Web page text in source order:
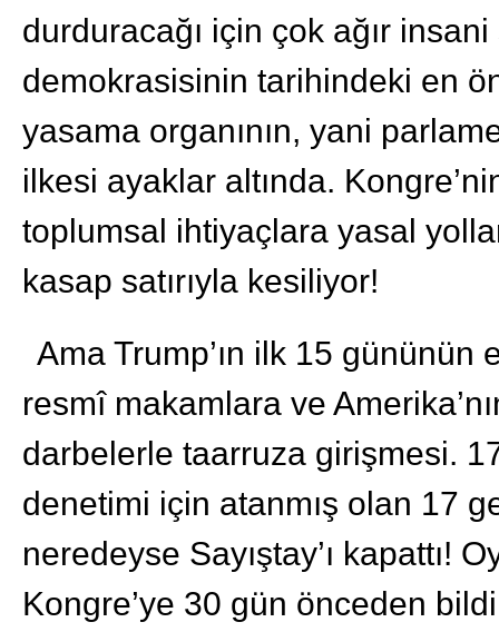
durduracağı için çok ağır
demokrasisinin tarihindeki en
yasama organının, yani
ilkesi ayaklar altında.
toplumsal ihtiyaçlara yasal
kasap satırıyla kesiliyor!
Ama Trump’ın ilk 15
resmî makamlara ve
darbelerle taarruza girişmesi.
denetimi için atanmış olan 17
neredeyse Sayıştay’ı kapattı!
Kongre’ye 30 gün önceden